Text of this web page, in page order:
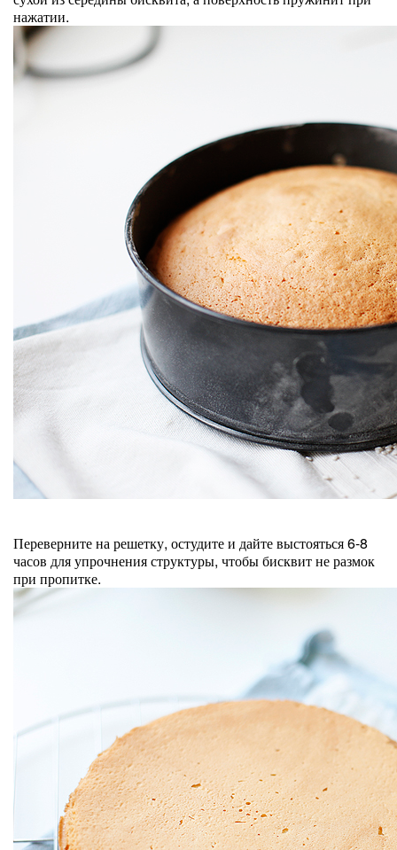
нажатии.
Переверните на решетку, остудите и дайте выстояться 6-8
часов для упрочнения структуры, чтобы бисквит не размок
при пропитке.